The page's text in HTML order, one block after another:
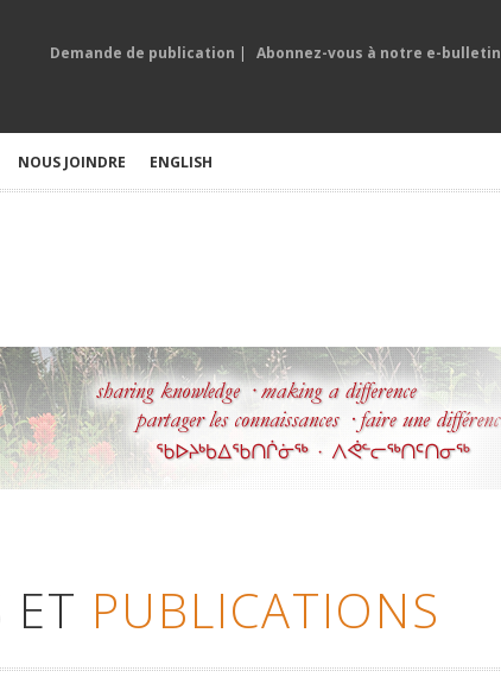
Demande de publication | Abonnez-vous à notre e-bulletin
NOUS JOINDRE ENGLISH
ET PUBLICATIONS